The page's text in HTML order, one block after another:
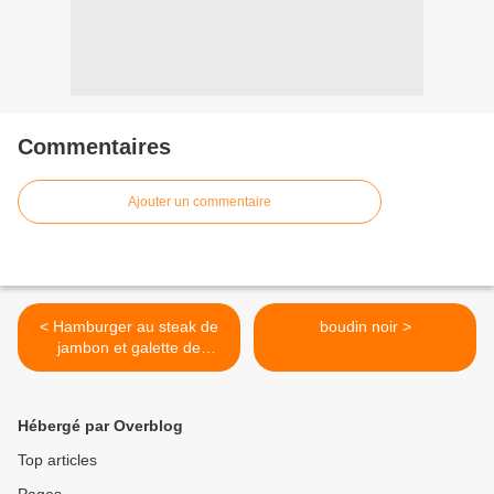
Commentaires
Ajouter un commentaire
< Hamburger au steak de
jambon et galette de
pommes de terre
boudin noir >
Hébergé par Overblog
Top articles